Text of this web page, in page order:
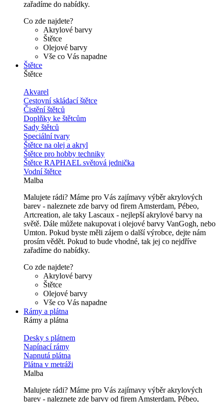
zařadíme do nabídky.
Co zde najdete?
Akrylové barvy
Štětce
Olejové barvy
Vše co Vás napadne
Štětce
Štětce
Akvarel
Cestovní skládací štětce
Čistění štětců
Doplňky ke štětcům
Sady štětců
Speciální tvary
Štětce na olej a akryl
Štětce pro hobby techniky
Štětce RAPHAEL světová jednička
Vodní štětce
Malba
Malujete rádi? Máme pro Vás zajímavy výběr akrylových
barev - naleznete zde barvy od firem Amsterdam, Pébeo,
Artcreation, ale taky Lascaux - nejlepší akrylové barvy na
světě. Dále můžete nakupovat i olejové barvy VanGogh, nebo
Umton. Pokud byste měli zájem o další výrobce, dejte nám
prosím vědět. Pokud to bude vhodné, tak jej co nejdříve
zařadíme do nabídky.
Co zde najdete?
Akrylové barvy
Štětce
Olejové barvy
Vše co Vás napadne
Rámy a plátna
Rámy a plátna
Desky s plátnem
Napínací rámy
Napnutá plátna
Plátna v metráži
Malba
Malujete rádi? Máme pro Vás zajímavy výběr akrylových
barev - naleznete zde barvy od firem Amsterdam, Pébeo,